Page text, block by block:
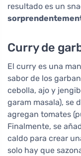
resultado es un
Curry de
El curry es una
sabor de los
cebolla, ajo y
garam masala), se
agregan tomates
Finalmente, se
caldo para crear
solo hay que